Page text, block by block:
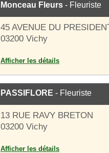
Monceau Fleurs - Fleuriste
45 AVENUE DU
03200 Vichy
Afficher les détails
PASSIFLORE - Fleuriste
13 RUE RAVY BRETON
03200 Vichy
Afficher les détails